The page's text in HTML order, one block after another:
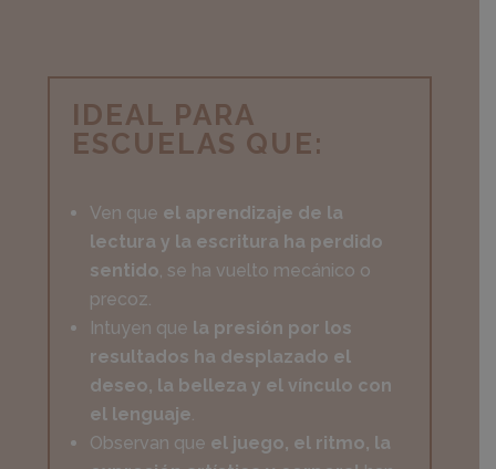
IDEAL PARA
ESCUELAS QUE:
Ven que el aprendizaje de la
lectura y la escritura ha perdido
sentido, se ha vuelto mecánico o
precoz.
Intuyen que la presión por los
resultados ha desplazado el
deseo, la belleza y el vínculo con
el lenguaje.
Observan que el juego, el ritmo, la